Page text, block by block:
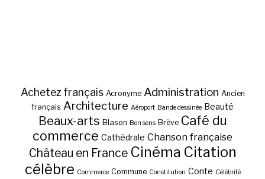
Achetez français Acronyme Administration Ancien
français Architecture Aéroport Bande dessinée Beauté
Beaux-arts Blason Bon sens Brève Café du
commerce Cathédrale Chanson française
Château en France Cinéma Citation
célèbre Commerce Commune Constitution Conte Célébrité